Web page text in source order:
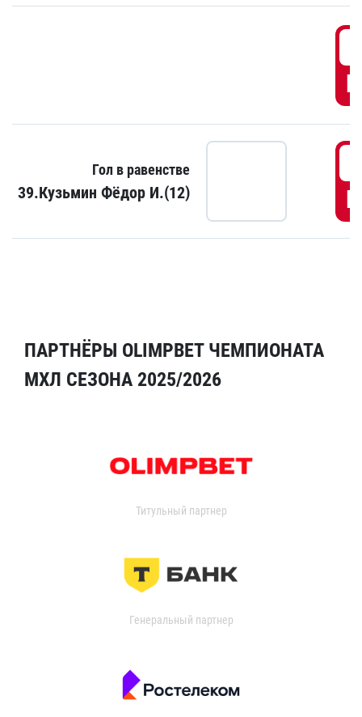
Гол в равенстве
39.Кузьмин Фёдор И.(12)
ПАРТНЁРЫ OLIMPBET ЧЕМПИОНАТА
МХЛ СЕЗОНА 2025/2026
Титульный партнер
Генеральный партнер